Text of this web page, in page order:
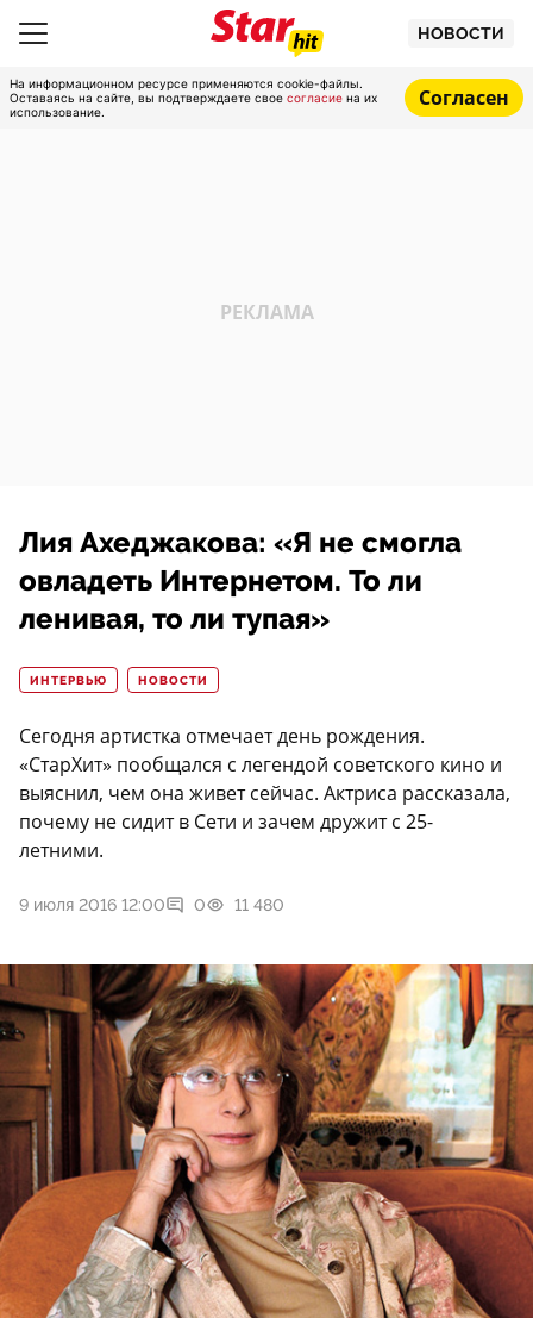
НОВОСТИ
На информационном ресурсе применяются cookie-файлы.
Оставаясь на сайте, вы подтверждаете свое согласие на их
использование.
Согласен
Лия Ахеджакова: «Я не смогла
овладеть Интернетом. То ли
ленивая, то ли тупая»
ИНТЕРВЬЮ НОВОСТИ
Сегодня артистка отмечает день рождения.
«СтарХит» пообщался с легендой советского кино и
выяснил, чем она живет сейчас. Актриса рассказала,
почему не сидит в Сети и зачем дружит с 25-
летними.
9 июля 2016 12:00 0 11 480